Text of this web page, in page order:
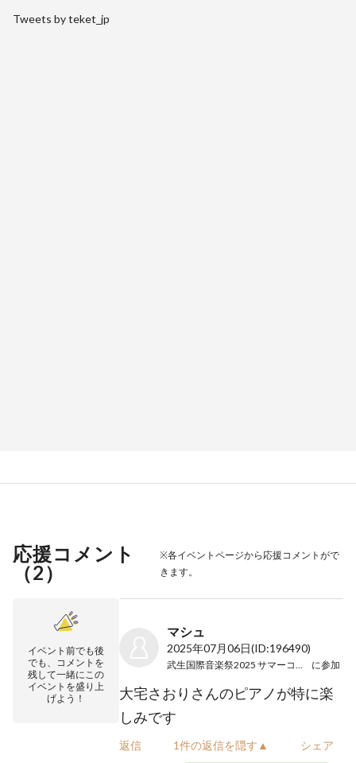
Tweets by teket_jp
応援コメント
（2）
※各イベントページから応援コメントがで
きます。
イベント前でも後
でも、コメントを
残して一緒にこの
イベントを盛り上
げよう！
マシュ
2025年07月06日(ID:196490)
に参加
大宅さおりさんのピアノが特に楽
しみです
返信 1件の返信を隠す▲ シェア